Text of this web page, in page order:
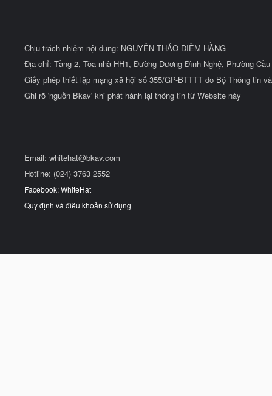
Chịu trách nhiệm nội dung: NGUYỄN THẢO DIỄM HẰNG
Địa chỉ: Tầng 2, Tòa nhà HH1, Đường Dương Đình Nghệ, Phường
Giấy phép thiết lập mạng xã hội số 355/GP-BTTTT do Bộ Thông tin
Ghi rõ 'nguồn Bkav' khi phát hành lại thông tin từ Website này
Email: whitehat@bkav.com
Hotline: (024) 3763 2552
Facebook: WhiteHat
Quy định và điều khoản sử dụng